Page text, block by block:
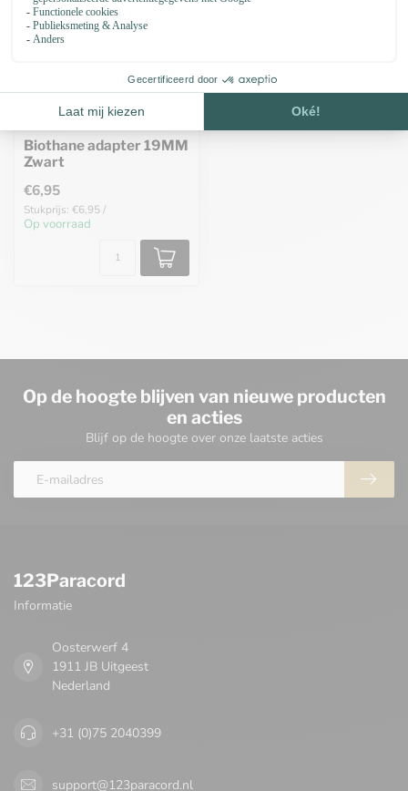
Biothane adapter 19MM
Zwart
€6,95
Stukprijs: €6,95 /
Op voorraad
Op de hoogte blijven van nieuwe producten
en acties
Blijf op de hoogte over onze laatste acties
123Paracord
Informatie
Oosterwerf 4
1911 JB Uitgeest
Nederland
+31 (0)75 2040399
support@123paracord.nl